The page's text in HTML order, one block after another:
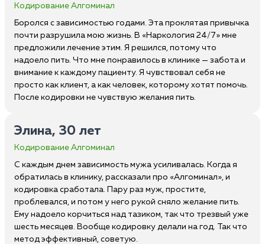
Кодирование Алгоминал
Боролся с зависимостью годами. Эта проклятая привычка
почти разрушила мою жизнь. В «Наркология 24/7» мне
предложили лечение этим. Я решился, потому что
надоело пить. Что мне понравилось в клинике — забота и
внимание к каждому пациенту. Я чувствовал себя не
просто как клиент, а как человек, которому хотят помочь.
После кодировки не чувствую желания пить.
Элина, 30 лет
Кодирование Алгоминал
С каждым днем зависимость мужа усиливалась. Когда я
обратилась в клинику, рассказали про «Алгоминал», и
кодировка сработала. Пару раз муж, простите,
проблевался, и потом у него рукой сняло желание пить.
Ему надоело корчиться над тазиком, так что трезвый уже
шесть месяцев. Вообще кодировку делали на год. Так что
метод эффективный, советую.